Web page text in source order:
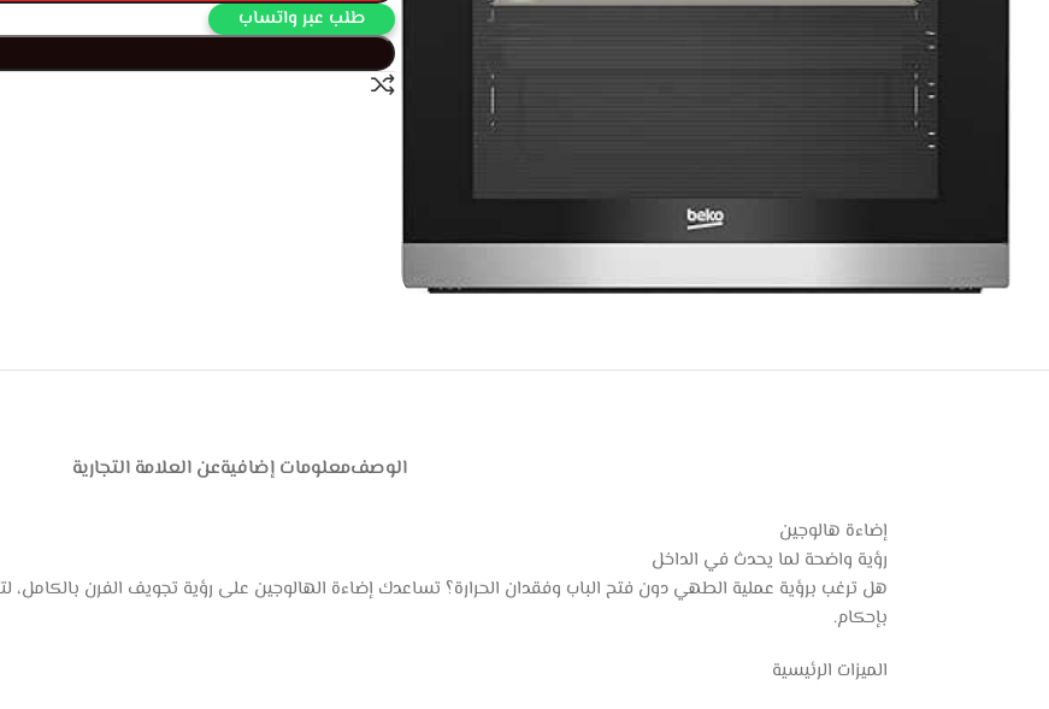
طلب عبر واتساب
الوصفمعلومات إضافيةعن العلامة التجارية
إضاءة هالوجين
رؤية واضحة لما يحدث في الداخل
هل ترغب برؤية عملية الطهي دون فتح الباب وفقدان الحرارة؟ تساعدك إضاءة الهالوجين على رؤية تجويف الفرن بالكامل،
بإحكام.
الميزات الرئيسية